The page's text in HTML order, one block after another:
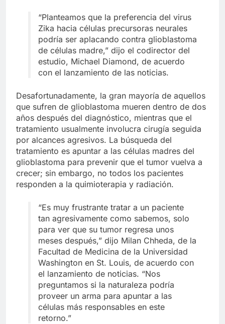
“Planteamos que la preferencia del virus
Zika hacia células precursoras neurales
podría ser aplacando contra glioblastoma
de células madre,” dijo el codirector del
estudio, Michael Diamond, de acuerdo
con el lanzamiento de las noticias.
Desafortunadamente, la gran mayoría de aquellos
que sufren de glioblastoma mueren dentro de dos
años después del diagnóstico, mientras que el
tratamiento usualmente involucra cirugía seguida
por alcances agresivos. La búsqueda del
tratamiento es apuntar a las células madres del
glioblastoma para prevenir que el tumor vuelva a
crecer; sin embargo, no todos los pacientes
responden a la quimioterapia y radiación.
“Es muy frustrante tratar a un paciente
tan agresivamente como sabemos, solo
para ver que su tumor regresa unos
meses después,” dijo Milan Chheda, de la
Facultad de Medicina de la Universidad
Washington en St. Louis, de acuerdo con
el lanzamiento de noticias. “Nos
preguntamos si la naturaleza podría
proveer un arma para apuntar a las
células más responsables en este
retorno.”